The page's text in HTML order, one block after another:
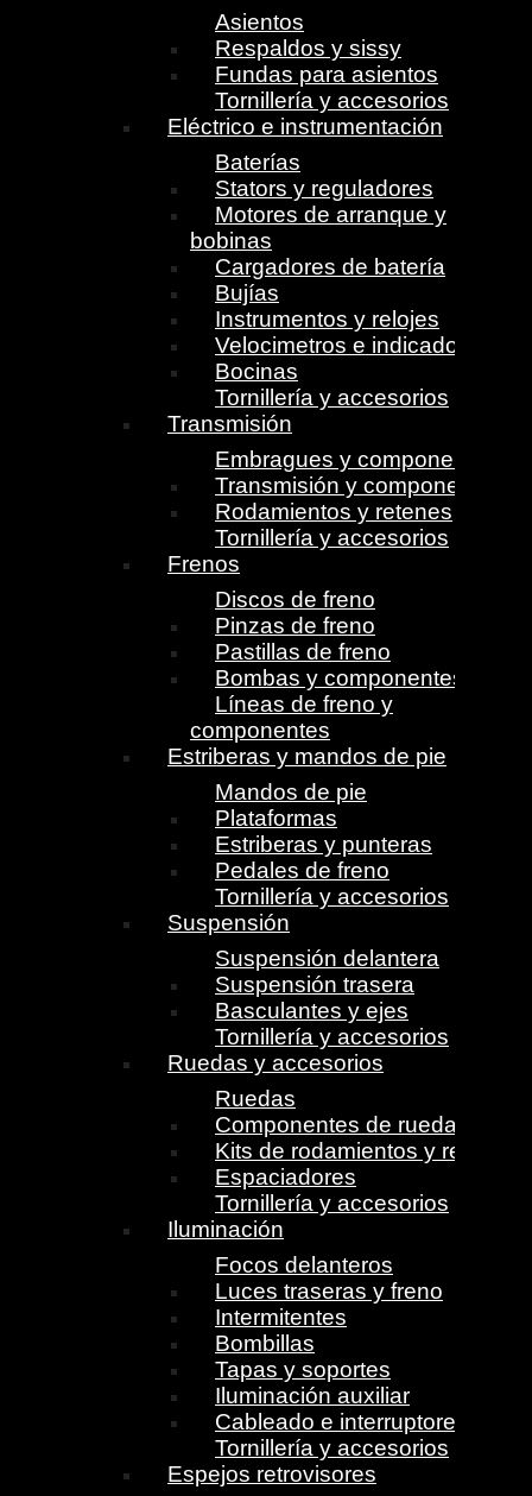
Asientos
Respaldos y sissy
Fundas para asientos
Tornillería y accesorios
Eléctrico e instrumentación
Baterías
Stators y reguladores
Motores de arranque y
bobinas
Cargadores de batería
Bujías
Instrumentos y relojes
Velocimetros e indicadores
Bocinas
Tornillería y accesorios
Transmisión
Embragues y componentes
Transmisión y componentes
Rodamientos y retenes
Tornillería y accesorios
Frenos
Discos de freno
Pinzas de freno
Pastillas de freno
Bombas y componentes
Líneas de freno y
componentes
Estriberas y mandos de pie
Mandos de pie
Plataformas
Estriberas y punteras
Pedales de freno
Tornillería y accesorios
Suspensión
Suspensión delantera
Suspensión trasera
Basculantes y ejes
Tornillería y accesorios
Ruedas y accesorios
Ruedas
Componentes de ruedas
Kits de rodamientos y retenes
Espaciadores
Tornillería y accesorios
Iluminación
Focos delanteros
Luces traseras y freno
Intermitentes
Bombillas
Tapas y soportes
Iluminación auxiliar
Cableado e interruptores
Tornillería y accesorios
Espejos retrovisores